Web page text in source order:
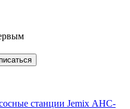
станции Jemix АНС-